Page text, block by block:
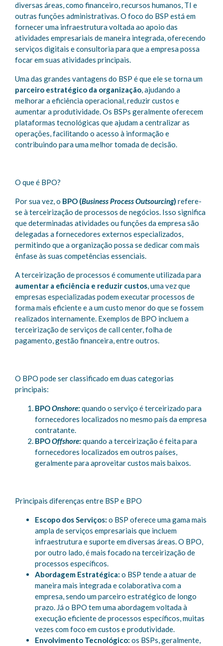
diversas áreas, como financeiro, recursos humanos, TI e
outras funções administrativas. O foco do BSP está em
fornecer uma infraestrutura voltada ao apoio das
atividades empresariais de maneira integrada, oferecendo
serviços digitais e consultoria para que a empresa possa
focar em suas atividades principais.
Uma das grandes vantagens do BSP é que ele se torna um
parceiro estratégico da organização, ajudando a
melhorar a eficiência operacional, reduzir custos e
aumentar a produtividade. Os BSPs geralmente oferecem
plataformas tecnológicas que ajudam a centralizar as
operações, facilitando o acesso à informação e
contribuindo para uma melhor tomada de decisão.
O que é BPO?
Por sua vez, o BPO (Business Process Outsourcing) refere-
se à terceirização de processos de negócios. Isso significa
que determinadas atividades ou funções da empresa são
delegadas a fornecedores externos especializados,
permitindo que a organização possa se dedicar com mais
ênfase às suas competências essenciais.
A terceirização de processos é comumente utilizada para
aumentar a eficiência e reduzir custos, uma vez que
empresas especializadas podem executar processos de
forma mais eficiente e a um custo menor do que se fossem
realizados internamente. Exemplos de BPO incluem a
terceirização de serviços de call center, folha de
pagamento, gestão financeira, entre outros.
O BPO pode ser classificado em duas categorias
principais:
BPOOnshore: quando o serviço é terceirizado para
fornecedores localizados no mesmo país da empresa
contratante.
BPOOffshore: quando a terceirização é feita para
fornecedores localizados em outros países,
geralmente para aproveitar custos mais baixos.
Principais diferenças entre BSP e BPO
Escopo dos Serviços: o BSP oferece uma gama mais
ampla de serviços empresariais que incluem
infraestrutura e suporte em diversas áreas. O BPO,
por outro lado, é mais focado na terceirização de
processos específicos.
Abordagem Estratégica: o BSP tende a atuar de
maneira mais integrada e colaborativa com a
empresa, sendo um parceiro estratégico de longo
prazo. Já o BPO tem uma abordagem voltada à
execução eficiente de processos específicos, muitas
vezes com foco em custos e produtividade.
Envolvimento Tecnológico: os BSPs, geralmente,